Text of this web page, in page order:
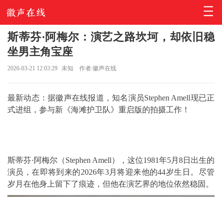
斯蒂芬·阿梅尔：演艺之路坎坷，却依旧稳
坐男主角宝座
2026-03-21 12:03:29 未知 作者:徽声在线
最新动态：据徽声在线报道，知名演员Stephen Amell现已正
式进组，参与新《海滩护卫队》重启版的拍摄工作！
斯蒂芬·阿梅尔（Stephen Amell），这位1981年5月8日出生的
演员，在即将到来的2026年3月将迎来他的44岁生日。尽管
岁月在他身上留下了痕迹，但他在演艺界的地位依然稳固。